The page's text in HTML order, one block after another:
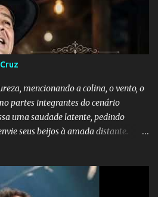
mencionando a colina, o vento, o
partes integrantes do cenário
uma saudade latente, pedindo
seus beijos à amada distante. A
que seu coração nasceu para ela e
houver canções para entoar. A